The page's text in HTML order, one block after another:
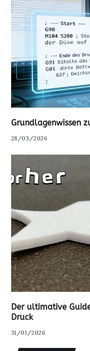
Grundlagenwissen
28/03/2026
Der ultimative
Druck
31/01/2026